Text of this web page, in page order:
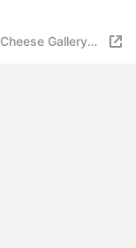
Gallery